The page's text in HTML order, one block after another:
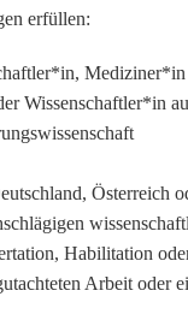
erfüllen:
Wissenschaftler*in
Österreich
Habilitation
Arbeit oder